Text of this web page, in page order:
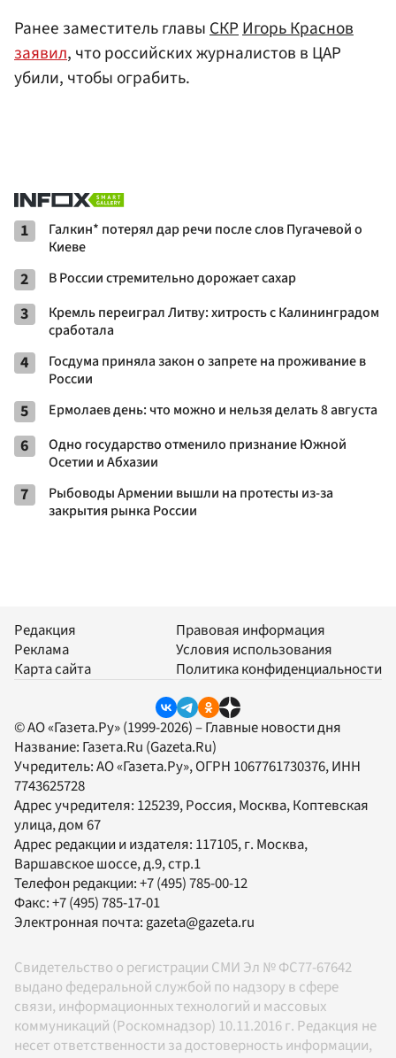
Ранее заместитель главыСКРИгорь Краснов
заявил, что российских журналистов в ЦАР
убили, чтобы ограбить.
1
Галкин* потерял дар речи после слов Пугачевой о
Киеве
2 В России стремительно дорожает сахар
3
Кремль переиграл Литву: хитрость с Калининградом
сработала
4
Госдума приняла закон о запрете на проживание в
России
5 Ермолаев день: что можно и нельзя делать 8 августа
6
Одно государство отменило признание Южной
Осетии и Абхазии
7
Рыбоводы Армении вышли на протесты из-за
закрытия рынка России
Редакция
Реклама
Карта сайта
Правовая информация
Условия использования
Политика конфиденциальности
© АО «Газета.Ру» (1999-2026) – Главные новости дня
Название: Газета.Ru (Gazeta.Ru)
Учредитель:АО «Газета.Ру», ОГРН 1067761730376, ИНН
7743625728
Адрес учредителя: 125239, Россия, Москва, Коптевская
улица, дом 67
Адрес редакции и издателя: 117105, г. Москва,
Варшавское шоссе, д.9, стр.1
Телефон редакции:+7 (495) 785-00-12
Факс:+7 (495) 785-17-01
Электронная почта:gazeta@gazeta.ru
Свидетельство о регистрации СМИ Эл № ФС77-67642
выдано федеральной службой по надзору в сфере
связи, информационных технологий и массовых
коммуникаций (Роскомнадзор) 10.11.2016 г. Редакция не
несет ответственности за достоверность информации,